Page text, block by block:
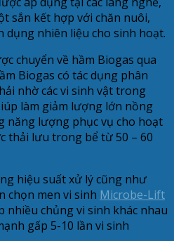
sắn kết hợp với chăn nuôi,
dụng nhiên liệu cho sinh hoạt.
chuyển về hầm Biogas qua
Biogas có tác dụng phân
nhờ các vi sinh vật trong
làm giảm lượng lớn nồng
năng lượng phục vụ cho hoạt
thải lưu trong bể từ 50 – 60
hiệu suất xử lý cũng như
chọn men vi sinh Microbe-Lift
nhiều chủng vi sinh khác nhau
gấp 5-10 lần vi sinh